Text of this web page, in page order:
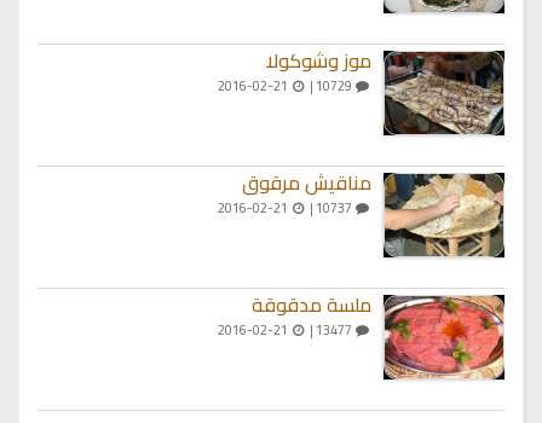
موز وشوكولا
مناقيش مرقوق
ملسة مدقوقة